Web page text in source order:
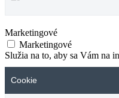
Marketingové
Marketingové
Služia na to, aby sa Vám na
Cookie